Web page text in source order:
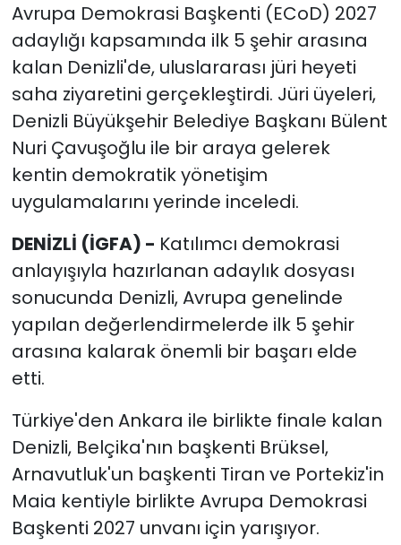
Avrupa Demokrasi Başkenti (ECoD) 2027
adaylığı kapsamında ilk 5 şehir arasına
kalan Denizli'de, uluslararası jüri heyeti
saha ziyaretini gerçekleştirdi. Jüri üyeleri,
Denizli Büyükşehir Belediye Başkanı Bülent
Nuri Çavuşoğlu ile bir araya gelerek
kentin demokratik yönetişim
uygulamalarını yerinde inceledi.
DENİZLİ (İGFA) - Katılımcı demokrasi
anlayışıyla hazırlanan adaylık dosyası
sonucunda Denizli, Avrupa genelinde
yapılan değerlendirmelerde ilk 5 şehir
arasına kalarak önemli bir başarı elde
etti.
Türkiye'den Ankara ile birlikte finale kalan
Denizli, Belçika'nın başkenti Brüksel,
Arnavutluk'un başkenti Tiran ve Portekiz'in
Maia kentiyle birlikte Avrupa Demokrasi
Başkenti 2027 unvanı için yarışıyor.